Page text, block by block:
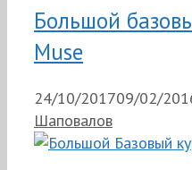
Большой
Muse
24/10/201709/02/
Шаповалов